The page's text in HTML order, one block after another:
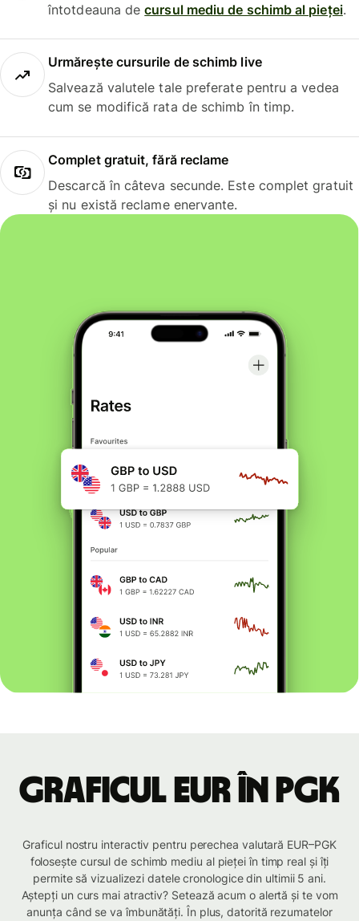
întotdeauna decursul mediu de schimb al pieței.
Urmărește cursurile de schimb live
Salvează valutele tale preferate pentru a vedea
cum se modifică rata de schimb în timp.
Complet gratuit, fără reclame
Descarcă în câteva secunde. Este complet gratuit
și nu există reclame enervante.
Graficul EUR în PGK
Graficul nostru interactiv pentru perechea valutară EUR–PGK
folosește cursul de schimb mediu al pieței în timp real și îți
permite să vizualizezi datele cronologice din ultimii 5 ani.
Aștepți un curs mai atractiv? Setează acum o alertă și te vom
anunța când se va îmbunătăți. În plus, datorită rezumatelor